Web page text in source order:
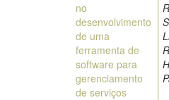
no
desenvolvimento
de uma
ferramenta de
software para
gerenciamento
de serviços